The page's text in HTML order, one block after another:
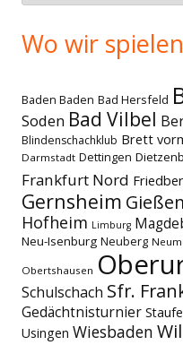
Wo wir spielen
Baden Baden Bad Hersfeld
Soden Bad Vilbel
Blindenschachklub Brett
Darmstadt Dettingen
Frankfurt Nord
Gernsheim Gießen
Hofheim Limburg
Neu-Isenburg Neuberg
Obertshausen
Schulschach Sfr.
Gedächtnisturnier
Usingen Wiesbaden